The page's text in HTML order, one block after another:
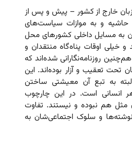
خارج از کشور – پیش و پس از
حاشیه و به موازات سیاست‌‌های
به مسایل داخلی کشورهای محل
خیلی اوقات پناه‌گاه منتقدان و
روزنامه‌نگارانی شده‌اند که
تحت تعقیب و آزار بوده‌اند. این
به تبع آن معیشتی ساختن
انسانی است. در این چارچوب
مثل هم نبوده و نیستند. تفاوت
نوشته‌ها و سلوک اجتماعی‌شان به